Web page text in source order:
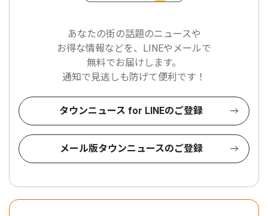
あなたの街の話題のニュースや
お得な情報などを、LINEやメールで
無料でお届けします。
通知で見逃しも防げて便利です！
タウンニュース for LINEのご登録
メール版タウンニュースのご登録